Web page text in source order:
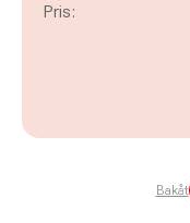
Pris:
Bakåt